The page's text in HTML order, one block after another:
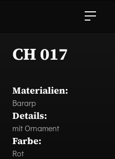
CH 017
Materialien:
Bararp
Details:
mit Ornament
Farbe:
Rot